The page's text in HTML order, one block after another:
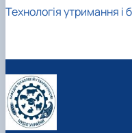
Технологія утримання і